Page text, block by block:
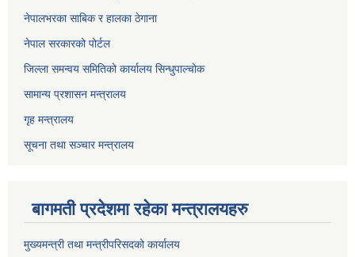
नेपालभरका साबिक र हालका ठेगाना
नेपाल सरकारको पोर्टल
जिल्ला समन्वय समितिको कार्यालय सिन्धुपाल्चोक
सामान्य प्रशासन मन्त्रालय
गृह मन्त्रालय
सूचना तथा सञ्चार मन्त्रालय
बागमती प्रदेशमा रहेका मन्त्रालयहरु
मुख्यमन्त्री तथा मन्त्रीपरिसदको कार्यालय